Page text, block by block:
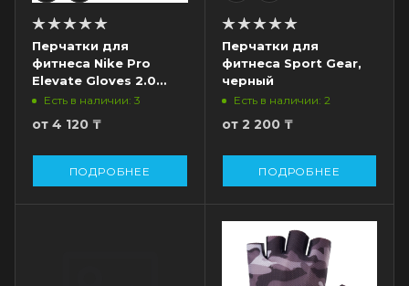
Перчатки для
фитнеса Nike Pro
Elevate Gloves 2.0
арт.8515, черный/
Есть в наличии: 3
от 4 120 ₸
ПОДРОБНЕЕ
Перчатки для
фитнеса Sport Gear,
черный
Есть в наличии: 2
от 2 200 ₸
ПОДРОБНЕЕ